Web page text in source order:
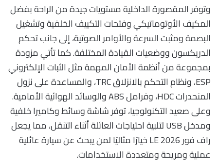
وتوفر المقصورة الداخلية مستويات جيدة من الراحة بفضل
المكيف الأوتوماتيكي وفتحات التكييف الخلفية وتشغيل
البصمة ومثبت السرعة والأوامر الصوتية، إلى جانب تحكم
الدريكسون ووضعيات القيادة المختلفة. كما تأتي مزودة
بمجموعة من أنظمة الأمان المهمة مثل الثبات الإلكتروني
ESP، ونظام التحكم بالانزلاق TRC، والمساعدة على نزول
المنحدرات HDC، وفرامل ABS والوسائد الهوائية الأمامية.
وعلى صعيد التكنولوجيا، توفر شاشة وسائط وكاميرا خلفية
ومدخل USB لتلبية احتياجات العائلة أثناء التنقل، مما يجعل
راف فور LE 2026 خيارًا مثاليًا لمن يبحث عن سيارة عائلية
عملية ومريحة ومتعددة الاستخدامات.